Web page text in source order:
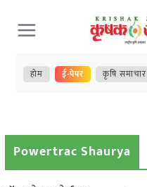
Skip
to
content
होम ई-पेपर कृषि समाचार
Powertrac Shaurya